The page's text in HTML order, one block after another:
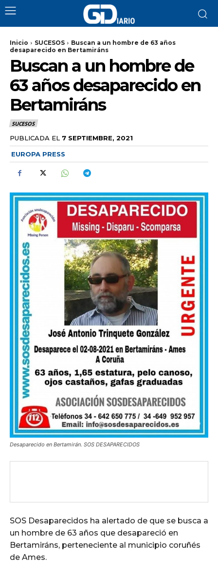
Inicio SUCESOS
Buscan a un hombre de 63 años
desaparecido en Bertamiráns
Buscan a un hombre de
63 años desaparecido en
Bertamiráns
SUCESOS
PUBLICADA EL 7 SEPTIEMBRE, 2021
EUROPA PRESS
Desaparecido en Bertamirán. SOS DESAPARECIDOS
SOS Desaparecidos ha alertado de que se busca a
un hombre de 63 años que desapareció en
Bertamiráns, perteneciente al municipio coruñés
de Ames.